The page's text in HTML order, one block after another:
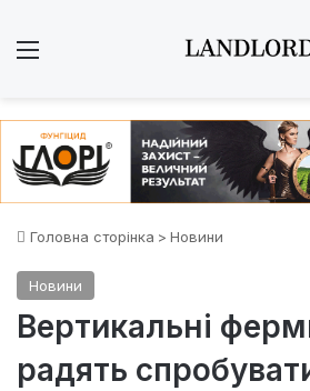
Головна сторінка > Новини
Новини
Вертикальні
радять